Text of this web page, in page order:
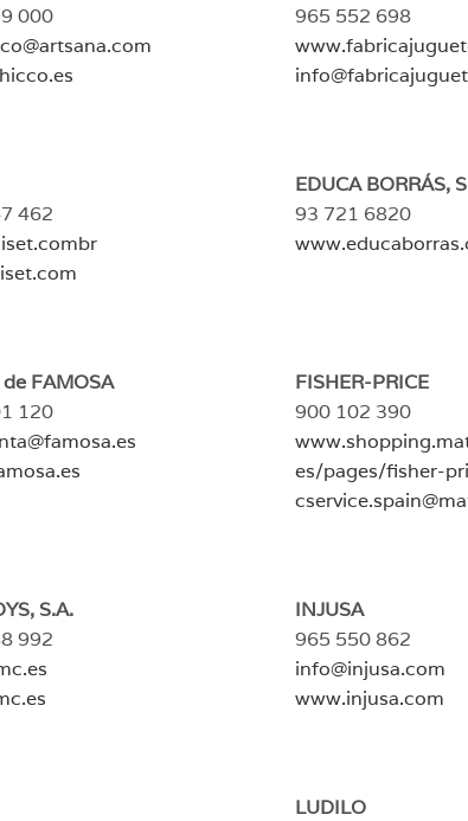
000
965 552 698
462
EDUCA BORRÁS,
93 721 6820
de FAMOSA
120
FISHER-PRICE
900 102 390
es/pages/fisher-
S.A.
992
INJUSA
965 550 862
info@injusa.com
www.injusa.com
LUDILO